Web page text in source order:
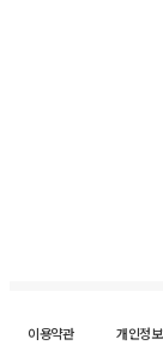
이용약관 개인정